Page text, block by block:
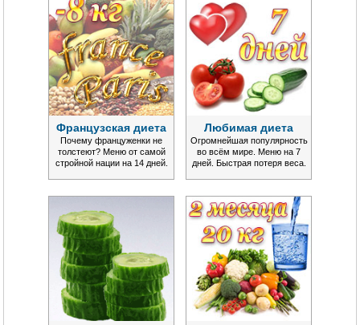
Французская диета
Почему француженки не
толстеют? Меню от самой
стройной нации на 14 дней.
Любимая диета
Огромнейшая популярность
во всём мире. Меню на 7
дней. Быстрая потеря веса.